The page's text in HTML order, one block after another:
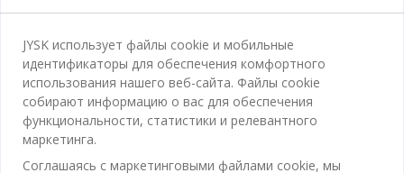
Категории
Спальня
Ванная
Кабинет
Отдел обслуживания клиентов
Контакты службы поддержки клиентов
JYSK
JYSK использует файлы cookie и мобильные
идентификаторы для обеспечения комфортного
использования нашего веб-сайта. Файлы cookie
собирают информацию о вас для обеспечения
функциональности, статистики и релевантного
маркетинга.
Соглашаясь с маркетинговыми файлами cookie, мы